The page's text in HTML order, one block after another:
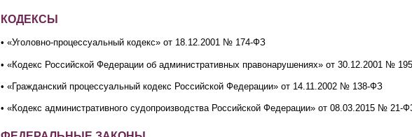
КОДЕКСЫ
• «Уголовно-процессуальный кодекс» от 18.12.2001 № 174-ФЗ
• «Кодекс Российской Федерации об административных правонарушениях» от 30.12.2001 №
• «Гражданский процессуальный кодекс Российской Федерации» от 14.11.2002 № 138-ФЗ
• «Кодекс административного судопроизводства Российской Федерации» от 08.03.2015 № 21-